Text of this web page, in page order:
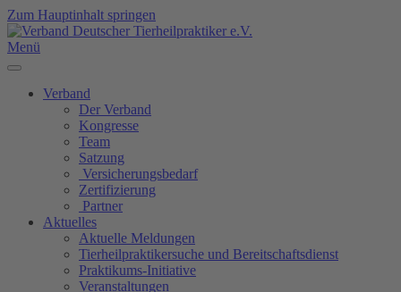
Zum Hauptinhalt springen
Menü
Verband
Der Verband
Kongresse
Team
Satzung
Versicherungsbedarf
Zertifizierung
Partner
Aktuelles
Aktuelle Meldungen
Tierheilpraktikersuche und Bereitschaftsdienst
Praktikums-Initiative
Veranstaltungen